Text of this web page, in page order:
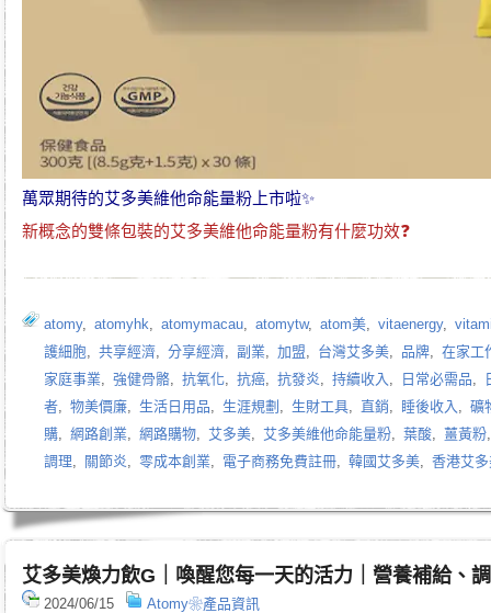
萬眾期待的艾多美維他命能量粉 上市啦✨
新概念的雙條包裝的艾多美維他命能量粉有什麼功效❓
atomy, atomyhk, atomymacau, atomytw, atom美, vitaenergy,
護細胞, 共享經濟, 分享經濟, 副業, 加盟, 台灣艾多美, 品牌, 在家工
家庭事業, 強健骨骼, 抗氧化, 抗癌, 抗發炎, 持續收入 , 日常必需品,
者, 物美價廉, 生活日用品, 生涯規劃 , 生財工具, 直銷, 睡後收入 , 礦
購, 網路創業, 網路購物, 艾多美, 艾多美維他命能量粉, 葉酸, 薑黃粉
調理, 關節炎, 零成本創業, 電子商務免費註冊, 韓國艾多美, 香港艾
艾多美煥力飲G｜喚醒您每一天的活力｜營養補給、
2024/06/15 Atomy❀產品資訊